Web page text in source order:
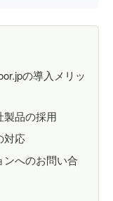
の導入メリッ
製品の採用
対応
へのお問い合